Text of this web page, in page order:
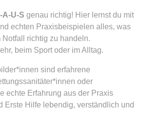
A-U-S genau richtig! Hier lernst du mit
echten Praxisbeispielen alles, was
Notfall richtig zu handeln.
beim Sport oder im Alltag.
sind erfahrene
oder
echte Erfahrung aus der Praxis
Erste Hilfe lebendig, verständlich und